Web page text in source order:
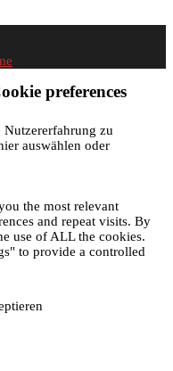
preferences
Nutzererfahrung zu
auswählen oder
the most relevant
and repeat visits. By
use of ALL the cookies.
to provide a controlled